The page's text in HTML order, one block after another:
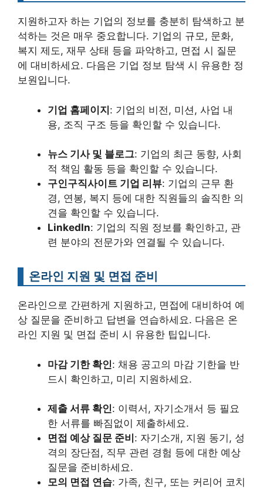
지원하고자 하는 기업의 정보를 충분히 탐색하고 분
석하는 것은 매우 중요합니다. 기업의 규모, 문화,
복지 제도, 재무 상태 등을 파악하고, 면접 시 질문
에 대비하세요. 다음은 기업 정보 탐색 시 유용한 정
보원입니다.
기업 홈페이지: 기업의 비전, 미션, 사업 내
용, 조직 구조 등을 확인할 수 있습니다.
뉴스 기사 및 블로그: 기업의 최근 동향, 사회
적 책임 활동 등을 확인할 수 있습니다.
구인구직사이트 기업 리뷰: 기업의 근무 환
경, 연봉, 복지 등에 대한 직원들의 솔직한 의
견을 확인할 수 있습니다.
LinkedIn: 기업의 직원 정보를 확인하고, 관
련 분야의 전문가와 연결될 수 있습니다.
온라인 지원 및 면접 준비
온라인으로 간편하게 지원하고, 면접에 대비하여 예
상 질문을 준비하고 답변을 연습하세요. 다음은 온
라인 지원 및 면접 준비 시 유용한 팁입니다.
마감 기한 확인: 채용 공고의 마감 기한을 반
드시 확인하고, 미리 지원하세요.
제출 서류 확인: 이력서, 자기소개서 등 필요
한 서류를 빠짐없이 제출하세요.
면접 예상 질문 준비 : 자기소개, 지원 동기, 성
격의 장단점, 직무 관련 경험 등에 대한 예상
질문을 준비하세요.
모의 면접 연습: 가족, 친구, 또는 커리어 코치